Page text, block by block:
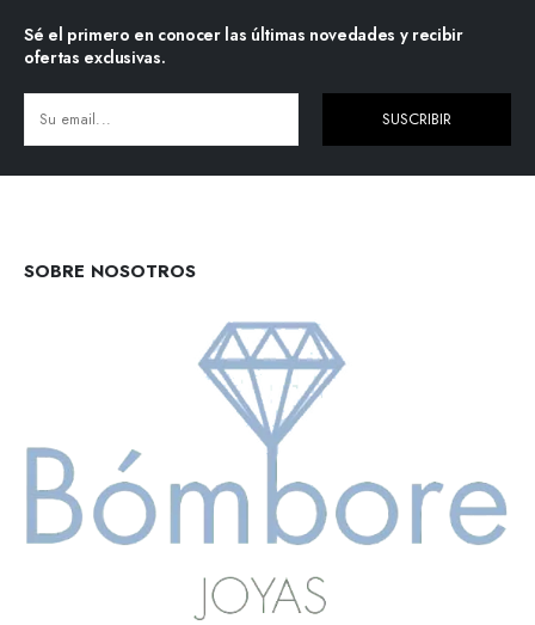
Sé el primero en conocer las últimas novedades y recibir
ofertas exclusivas.
SUSCRIBIR
SOBRE NOSOTROS